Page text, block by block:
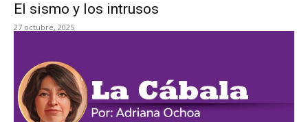
El sismo y los intrusos
27 octubre, 2025